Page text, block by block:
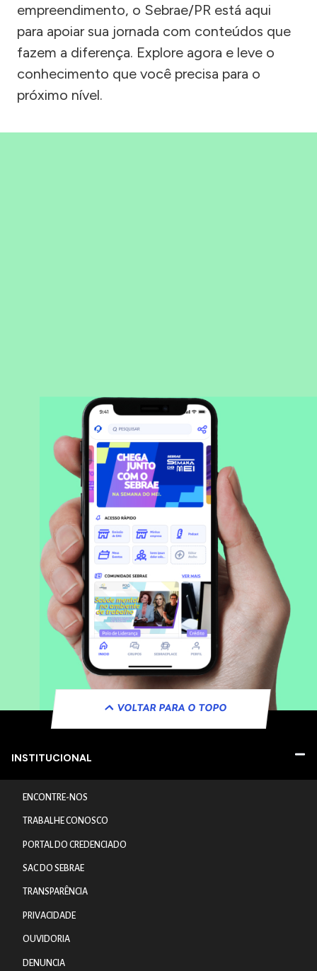
empreendimento, o Sebrae/PR está aqui
para apoiar sua jornada com conteúdos que
fazem a diferença. Explore agora e leve o
conhecimento que você precisa para o
próximo nível.
VOLTAR PARA O TOPO
INSTITUCIONAL
ENCONTRE-NOS
TRABALHE CONOSCO
PORTAL DO CREDENCIADO
SAC DO SEBRAE
TRANSPARÊNCIA
PRIVACIDADE
OUVIDORIA
DENUNCIA